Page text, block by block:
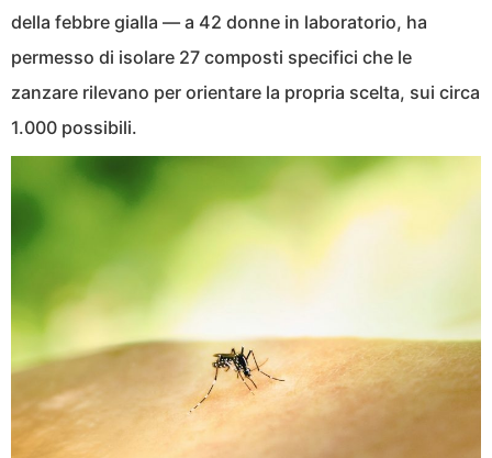
della febbre gialla — a 42 donne in laboratorio, ha
permesso di isolare 27 composti specifici che le
zanzare rilevano per orientare la propria scelta, sui circa
1.000 possibili.